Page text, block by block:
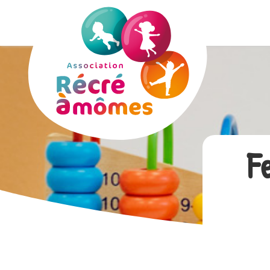
Panneau de gestion des cookies